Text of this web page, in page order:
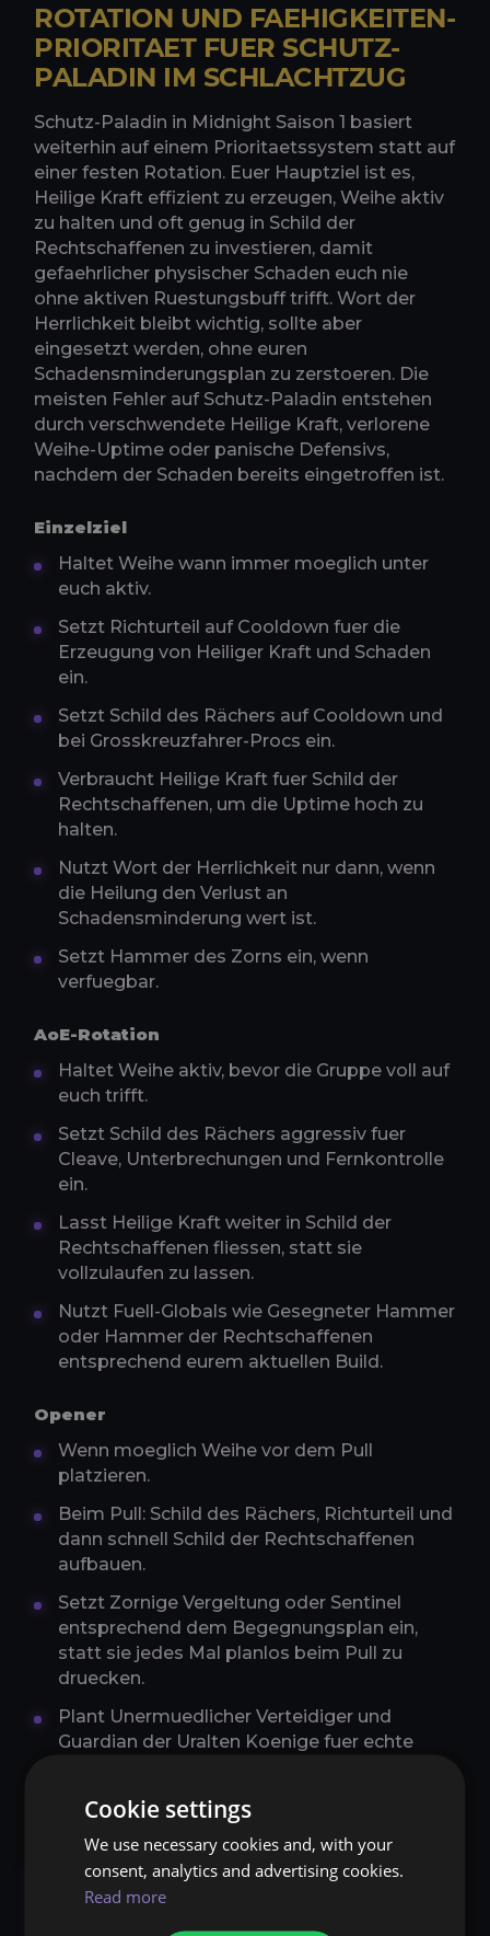
ROTATION UND FAEHIGKEITEN-
PRIORITAET FUER SCHUTZ-
PALADIN IM SCHLACHTZUG
Schutz-Paladin in Midnight Saison 1 basiert
weiterhin auf einem Prioritaetssystem statt auf
einer festen Rotation. Euer Hauptziel ist es,
Heilige Kraft effizient zu erzeugen, Weihe aktiv
zu halten und oft genug in Schild der
Rechtschaffenen zu investieren, damit
gefaehrlicher physischer Schaden euch nie
ohne aktiven Ruestungsbuff trifft. Wort der
Herrlichkeit bleibt wichtig, sollte aber
eingesetzt werden, ohne euren
Schadensminderungsplan zu zerstoeren. Die
meisten Fehler auf Schutz-Paladin entstehen
durch verschwendete Heilige Kraft, verlorene
Weihe-Uptime oder panische Defensivs,
nachdem der Schaden bereits eingetroffen ist.
Einzelziel
Haltet Weihe wann immer moeglich unter
euch aktiv.
Setzt Richturteil auf Cooldown fuer die
Erzeugung von Heiliger Kraft und Schaden
ein.
Setzt Schild des Rächers auf Cooldown und
bei Grosskreuzfahrer-Procs ein.
Verbraucht Heilige Kraft fuer Schild der
Rechtschaffenen, um die Uptime hoch zu
halten.
Nutzt Wort der Herrlichkeit nur dann, wenn
die Heilung den Verlust an
Schadensminderung wert ist.
Setzt Hammer des Zorns ein, wenn
verfuegbar.
AoE-Rotation
Haltet Weihe aktiv, bevor die Gruppe voll auf
euch trifft.
Setzt Schild des Rächers aggressiv fuer
Cleave, Unterbrechungen und Fernkontrolle
ein.
Lasst Heilige Kraft weiter in Schild der
Rechtschaffenen fliessen, statt sie
vollzulaufen zu lassen.
Nutzt Fuell-Globals wie Gesegneter Hammer
oder Hammer der Rechtschaffenen
entsprechend eurem aktuellen Build.
Opener
Wenn moeglich Weihe vor dem Pull
platzieren.
Beim Pull: Schild des Rächers, Richturteil und
dann schnell Schild der Rechtschaffenen
aufbauen.
Setzt Zornige Vergeltung oder Sentinel
entsprechend dem Begegnungsplan ein,
statt sie jedes Mal planlos beim Pull zu
druecken.
Plant Unermuedlicher Verteidiger und
Guardian der Uralten Koenige fuer echte
Schutz-Paladin Mythic-
Cookie settings
We use necessary cookies and, with your
consent, analytics and advertising cookies.
Read more